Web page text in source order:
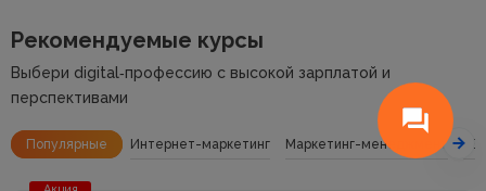
Рекомендуемые курсы
Выбери digital‑профессию с высокой зарплатой и
перспективами
Популярные Интернет-маркетинг Маркетинг-менеджмент